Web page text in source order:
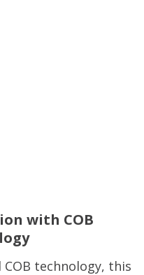
with COB
technology, this